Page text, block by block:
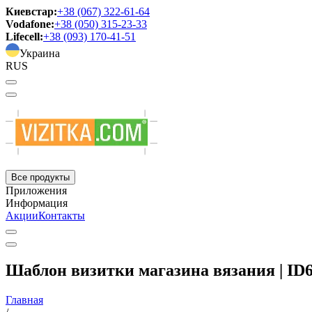
Киевстар:+38 (067) 322-61-64
Vodafone:+38 (050) 315-23-33
Lifecell:+38 (093) 170-41-51
Украина
RUS
Все продукты
Приложения
Информация
АкцииКонтакты
Шаблон визитки магазина вязания |
Главная